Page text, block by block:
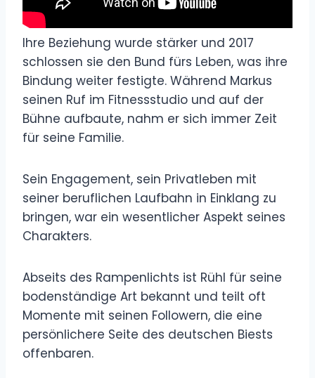
Ihre Beziehung wurde stärker und 2017
schlossen sie den Bund fürs Leben, was ihre
Bindung weiter festigte. Während Markus
seinen Ruf im Fitnessstudio und auf der
Bühne aufbaute, nahm er sich immer Zeit
für seine Familie.
Sein Engagement, sein Privatleben mit
seiner beruflichen Laufbahn in Einklang zu
bringen, war ein wesentlicher Aspekt seines
Charakters.
Abseits des Rampenlichts ist Rühl für seine
bodenständige Art bekannt und teilt oft
Momente mit seinen Followern, die eine
persönlichere Seite des deutschen Biests
offenbaren.